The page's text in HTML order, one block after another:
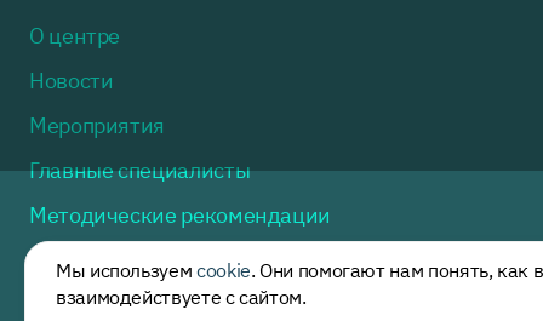
О центре
Новости
Мероприятия
Главные специалисты
Методические рекомендации
Полезная информация
Нормативные акты
Мы используем cookie. Они помогают нам понять, как
взаимодействуете с сайтом.